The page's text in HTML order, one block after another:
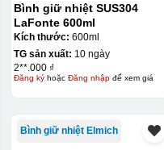
Bình giữ nhiệt SUS304
LaFonte 600ml
Kích thước: 600ml
TG sản xuất: 10 ngày
2**.000 ₫
Đăng kýhoặc Đăng nhậpđể xem giá
Bình giữ nhiệt Elmich